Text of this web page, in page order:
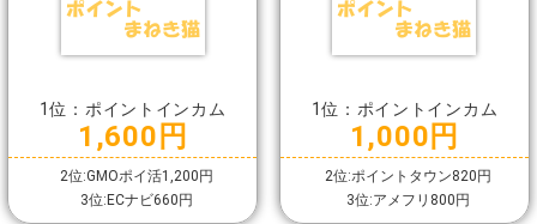
1位：ポイントインカム
1,600円
2位:GMOポイ活1,200円
3位:ECナビ660円
1位：ポイントインカム
1,000円
2位:ポイントタウン820円
3位:アメフリ800円